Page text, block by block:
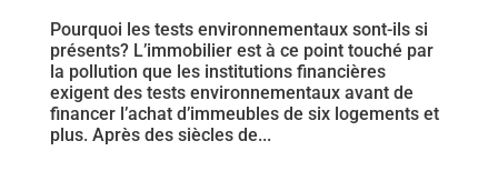
Pourquoi les tests environnementaux sont-ils si
présents? L’immobilier est à ce point touché par
la pollution que les institutions financières
exigent des tests environnementaux avant de
financer l’achat d’immeubles de six logements et
plus. Après des siècles de...